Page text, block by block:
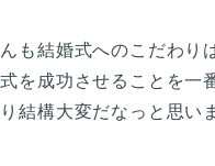
も結婚式へのこだわり
を成功させることを一
結構大変だなっと思い